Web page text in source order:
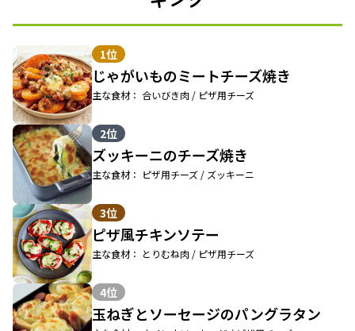
1位
じゃがいものミートチーズ焼き
主な食材： 合いびき肉 / ピザ用チーズ
2位
ズッキーニのチーズ焼き
主な食材： ピザ用チーズ / ズッキーニ
3位
ピザ風チキンソテー
主な食材： とりむね肉 / ピザ用チーズ
4位
玉ねぎとソーセージのパングラタン